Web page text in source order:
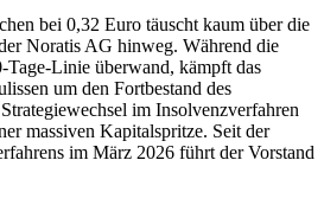
bei 0,32 Euro täuscht kaum über die
Noratis AG hinweg. Während die
Linie überwand, kämpft das
um den Fortbestand des
im Insolvenzverfahren
massiven Kapitalspritze. Seit der
im März 2026 führt der Vorstand